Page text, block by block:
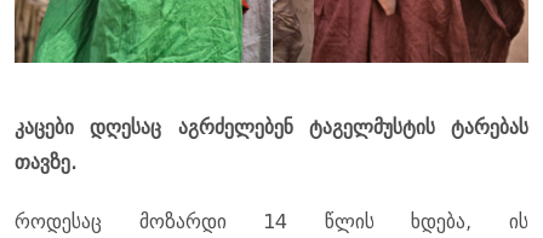
კაცები დღესაც აგრძელებენ ტაგელმუსტის ტარებას
თავზე.
როდესაც მოზარდი 14 წლის ხდება, ის